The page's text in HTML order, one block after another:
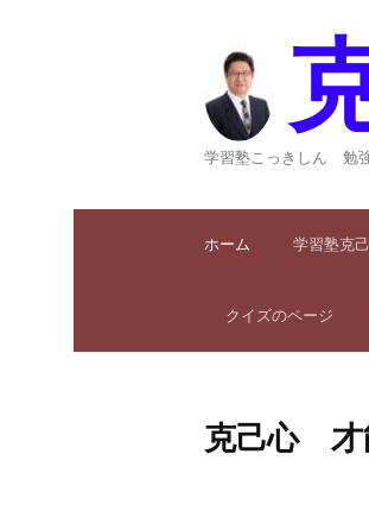
学習塾こっきしん 勉
ホーム 学習塾克
クイズのページ
克己心 才